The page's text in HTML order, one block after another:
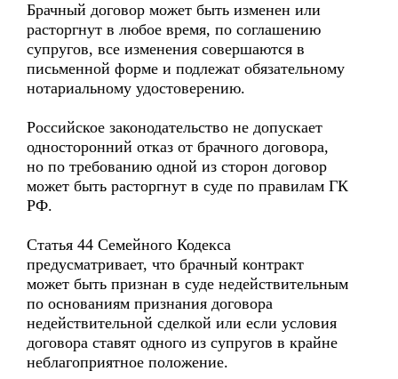
Брачный договор может быть изменен или
расторгнут в любое время, по соглашению
супругов, все изменения совершаются в
письменной форме и подлежат обязательному
нотариальному удостоверению.
Российское законодательство не допускает
односторонний отказ от брачного договора,
но по требованию одной из сторон договор
может быть расторгнут в суде по правилам ГК
РФ.
Статья 44 Семейного Кодекса
предусматривает, что брачный контракт
может быть признан в суде недействительным
по основаниям признания договора
недействительной сделкой или если условия
договора ставят одного из супругов в крайне
неблагоприятное положение.